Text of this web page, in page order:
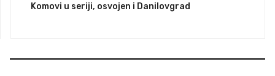
Komovi u seriji, osvojen i Danilovgrad